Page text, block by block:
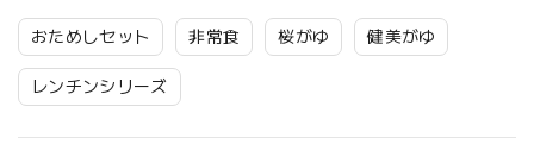
おためしセット 非常食 桜がゆ 健美がゆ
レンチンシリーズ